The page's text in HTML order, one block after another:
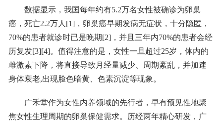
数据显示，我国每年约有5.2万名女性被确诊为卵巢
癌，死亡2.2万人[1]，卵巢癌早期发病无症状，十分隐匿，
70%的患者就诊时已是晚期[2]，并且三年内70%的患者会经
历复发[3][4]。值得注意的是，女性一旦超过25岁，体内的
雌激素下降，将直接导致月经量减少、周期紊乱，并加速
身体衰老,出现脸色暗黄、色素沉淀等现象。
广禾堂作为女性内养领域的先行者，早有预见性地聚
焦女性生理周期的卵巢保健需求。历经两年精心研发，广